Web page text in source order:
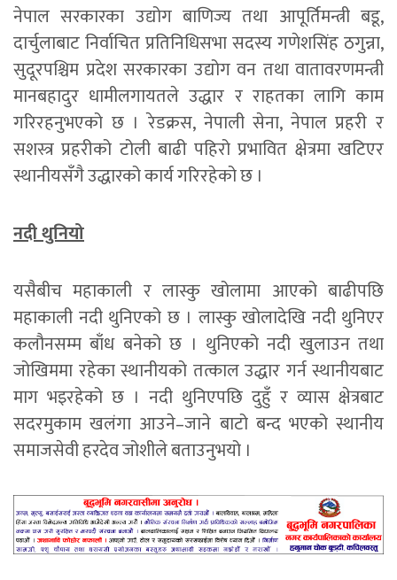
नेपाल सरकारका उद्योग बाणिज्य तथा आपूर्तिमन्त्री बडू,
दार्चुलाबाट निर्वाचित प्रतिनिधिसभा सदस्य गणेशसिंह ठगुन्ना,
सुदूरपश्चिम प्रदेश सरकारका उद्योग वन तथा वातावरणमन्त्री
मानबहादुर धामीलगायतले उद्धार र राहतका लागि काम
गरिरहनुभएको छ । रेडक्रस, नेपाली सेना, नेपाल प्रहरी र
सशस्त्र प्रहरीको टोली बाढी पहिरो प्रभावित क्षेत्रमा खटिएर
स्थानीयसँगै उद्धारको कार्य गरिरहेको छ ।
नदी थुनियो
यसैबीच महाकाली र लास्कु खोलामा आएको बाढीपछि
महाकाली नदी थुनिएको छ । लास्कु खोलादेखि नदी थुनिएर
कलौनसम्म बाँध बनेको छ । थुनिएको नदी खुलाउन तथा
जोखिममा रहेका स्थानीयको तत्काल उद्धार गर्न स्थानीयबाट
माग भइरहेको छ । नदी थुनिएपछि दुहुँ र व्यास क्षेत्रबाट
सदरमुकाम खलंगा आउने–जाने बाटो बन्द भएको स्थानीय
समाजसेवी हरदेव जोशीले बताउनुभयो ।